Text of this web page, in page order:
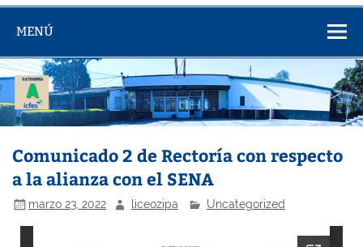
MENÚ
Comunicado 2 de Rectoría con respecto
a la alianza con el SENA
marzo 23, 2022 liceozipa Uncategorized